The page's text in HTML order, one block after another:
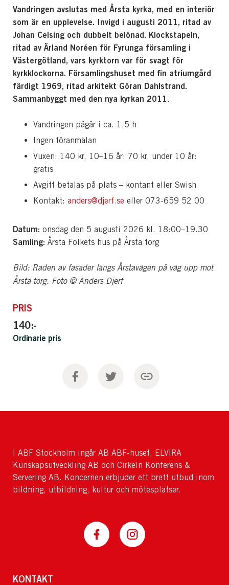
Vandringen avslutas med Årsta kyrka, med en interiör
som är en upplevelse. Invigd i augusti 2011, ritad av
Johan Celsing och dubbelt belönad. Klockstapeln,
ritad av Ärland Noréen för Fyrunga församling i
Västergötland, vars kyrktorn var för svagt för
kyrkklockorna. Församlingshuset med fin atriumgård
färdigt 1969, ritad arkitekt Göran Dahlstrand.
Sammanbyggt med den nya kyrkan 2011.
Vandringen pågår i ca. 1,5 h
Ingen föranmälan
Vuxen: 140 kr, 10–16 år: 70 kr, under 10 år:
gratis
Avgift betalas på plats – kontant eller Swish
Kontakt: anders@djerf.se eller 073-659 52 00
Datum: onsdag den 5 augusti 2026 kl. 18:00–19.30
Samling: Årsta Folkets hus på Årsta torg
Bild: Raden av fasader längs Årstavägen på väg upp mot
Årsta torg. Foto © Anders Djerf
PRIS
140:-
Ordinarie pris
I ABF Stockholm ingår AB ABF-huset, ELVIRA
Kunskapsutveckling AB och Cirkeln Konferens &
Servering AB. Koncernen erbjuder ett brett utbud inom
bildning, utbildning, kultur och mötesplatser.
KONTAKT